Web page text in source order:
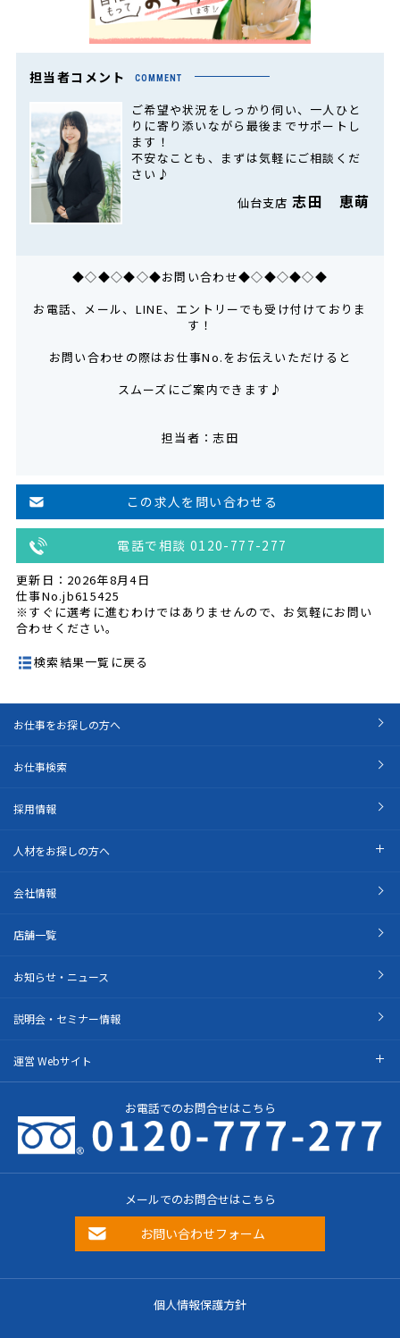
担当者コメント COMMENT
ご希望や状況をしっかり伺い、一人ひと
りに寄り添いながら最後までサポートし
ます！
不安なことも、まずは気軽にご相談くだ
さい♪
仙台支店志田 恵萌
◆◇◆◇◆◇◆お問い合わせ◆◇◆◇◆◇◆
お電話、メール、LINE、エントリーでも受け付けておりま
す！
お問い合わせの際はお仕事No.をお伝えいただけると
スムーズにご案内できます♪
担当者：志田
この求人を問い合わせる
電話で相談 0120-777-277
更新日：2026年8月4日
仕事No.jb615425
※すぐに選考に進むわけではありませんので、お気軽にお問い
合わせください。
検索結果一覧に戻る
お仕事をお探しの方へ
お仕事検索
採用情報
人材をお探しの方へ
会社情報
店舗一覧
お知らせ・ニュース
説明会・セミナー情報
運営 Webサイト
お電話でのお問合せはこちら
メールでのお問合せはこちら
お問い合わせフォーム
個人情報保護方針